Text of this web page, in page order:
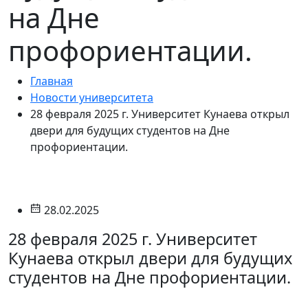
на Дне
профориентации.
Главная
Новости университета
28 февраля 2025 г. Университет Кунаева открыл
двери для будущих студентов на Дне
профориентации.
28.02.2025
28 февраля 2025 г. Университет
Кунаева открыл двери для будущих
студентов на Дне профориентации.